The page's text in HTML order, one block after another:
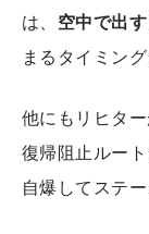
は、 空中で出
まるタイミン
他にもリヒタ
復帰阻止ルー
自爆してステ